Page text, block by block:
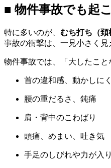
■ 物件事故でも起
特に多いのが、 むち打ち（頚
事故の衝撃は、一見小さく見
物件事故では、「大したこ
首の違和感、動かしに
腰の重だるさ、鈍痛
肩・背中のこわばり
頭痛、めまい、吐き気
手足のしびれや力が入